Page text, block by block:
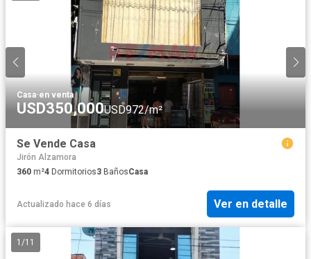
Casa·en venta
USD350,000USD972/m²
Se Vende Casa
Jirón Alzamora
360 m²4 Dormitorios3 BañosCasa
Actualizado hace 6 días Ver en detalle
1 /11